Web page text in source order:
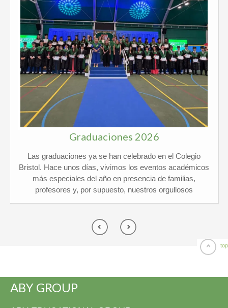
Graduaciones 2026
Las graduaciones ya se han celebrado en el Colegio
Bristol. Hace unos días, vivimos los eventos académicos
más especiales del año en presencia de familias,
profesores y, por supuesto, nuestros orgullosos
emocionante en el Colegio Privado Bristol, ¡y por partida
doble! Celebramos juntos las graduaciones de
montón de familias y profesores. ¡El ambiente no pudo
años se despidieron de Infantil listos para dar el gran salto
a Primaria y por otra, los chicos de 6º vivieron su gran
top
ABY GROUP